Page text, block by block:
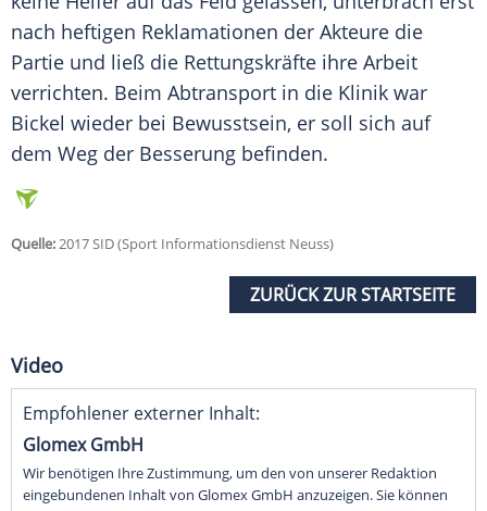
nach heftigen Reklamationen der Akteure die
Partie und ließ die Rettungskräfte ihre Arbeit
verrichten. Beim Abtransport in die Klinik war
Bickel wieder bei Bewusstsein, er soll sich auf
dem Weg der Besserung befinden.
Quelle:2017 SID (Sport Informationsdienst Neuss)
ZURÜCK ZUR STARTSEITE
Video
Empfohlener externer Inhalt:
Glomex GmbH
Wir benötigen Ihre Zustimmung, um den von unserer Redaktion
eingebundenen Inhalt von Glomex GmbH anzuzeigen. Sie können